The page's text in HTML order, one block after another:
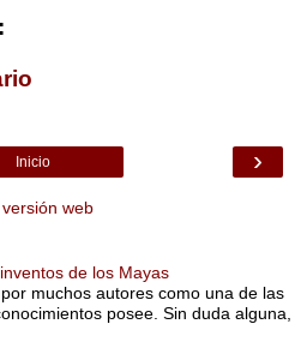
›
Inicio
web
de los Mayas
muchos autores como una de las
posee. Sin duda alguna,